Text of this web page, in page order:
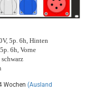
5p. 6h, Hinten
6h, Vorne
Wochen (Ausland